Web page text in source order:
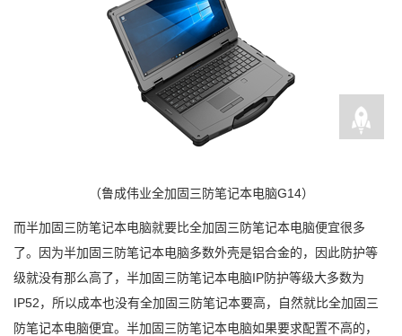
（鲁成伟业全加固三防笔记本电脑G14）
而半加固三防笔记本电脑就要比全加固三防笔记本电脑便宜很多
了。因为半加固三防笔记本电脑多数外壳是铝合金的，因此防护等
级就没有那么高了，半加固三防笔记本电脑IP防护等级大多数为
IP52，所以成本也没有全加固三防笔记本要高，自然就比全加固三
防笔记本电脑便宜。半加固三防笔记本电脑如果要求配置不高的，